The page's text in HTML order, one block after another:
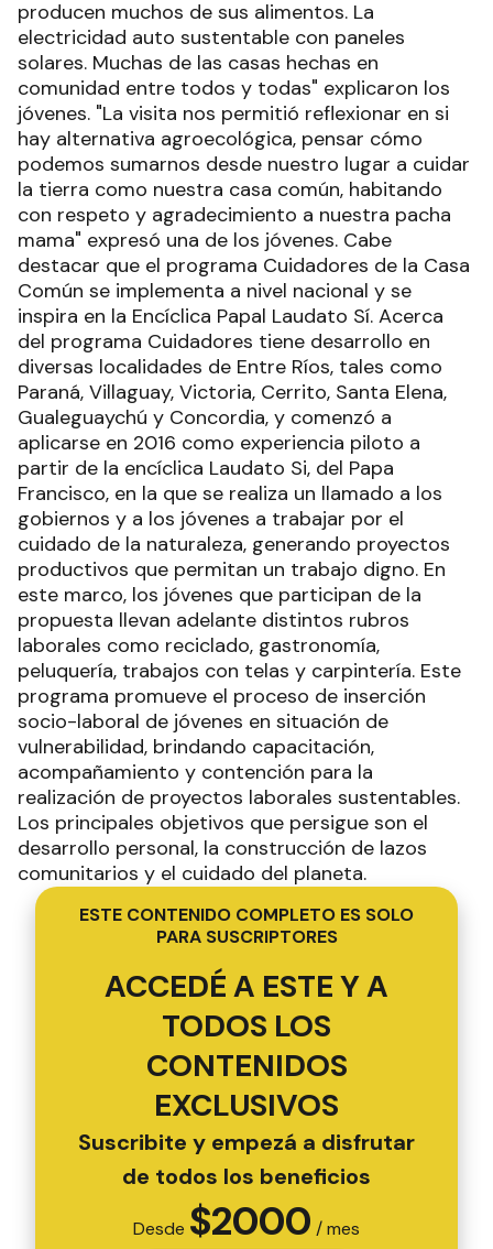
producen muchos de sus alimentos. La
electricidad auto sustentable con paneles
solares. Muchas de las casas hechas en
comunidad entre todos y todas" explicaron los
jóvenes. "La visita nos permitió reflexionar en si
hay alternativa agroecológica, pensar cómo
podemos sumarnos desde nuestro lugar a cuidar
la tierra como nuestra casa común, habitando
con respeto y agradecimiento a nuestra pacha
mama" expresó una de los jóvenes. Cabe
destacar que el programa Cuidadores de la Casa
Común se implementa a nivel nacional y se
inspira en la Encíclica Papal Laudato Sí. Acerca
del programa Cuidadores tiene desarrollo en
diversas localidades de Entre Ríos, tales como
Paraná, Villaguay, Victoria, Cerrito, Santa Elena,
Gualeguaychú y Concordia, y comenzó a
aplicarse en 2016 como experiencia piloto a
partir de la encíclica Laudato Si, del Papa
Francisco, en la que se realiza un llamado a los
gobiernos y a los jóvenes a trabajar por el
cuidado de la naturaleza, generando proyectos
productivos que permitan un trabajo digno. En
este marco, los jóvenes que participan de la
propuesta llevan adelante distintos rubros
laborales como reciclado, gastronomía,
peluquería, trabajos con telas y carpintería. Este
programa promueve el proceso de inserción
socio-laboral de jóvenes en situación de
vulnerabilidad, brindando capacitación,
acompañamiento y contención para la
realización de proyectos laborales sustentables.
Los principales objetivos que persigue son el
desarrollo personal, la construcción de lazos
comunitarios y el cuidado del planeta.
ESTE CONTENIDO COMPLETO ES SOLO
PARA SUSCRIPTORES
ACCEDÉ A ESTE Y A
TODOS LOS
CONTENIDOS
EXCLUSIVOS
Suscribite y empezá a disfrutar
de todos los beneficios
Desde $2000 / mes